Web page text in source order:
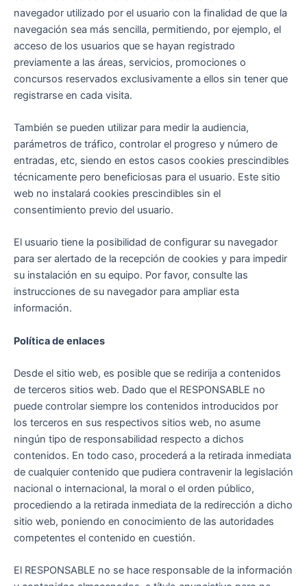
navegador utilizado por el usuario con la finalidad de que la
navegación sea más sencilla, permitiendo, por ejemplo, el
acceso de los usuarios que se hayan registrado
previamente a las áreas, servicios, promociones o
concursos reservados exclusivamente a ellos sin tener que
registrarse en cada visita.
También se pueden utilizar para medir la audiencia,
parámetros de tráfico, controlar el progreso y número de
entradas, etc, siendo en estos casos cookies prescindibles
técnicamente pero beneficiosas para el usuario. Este sitio
web no instalará cookies prescindibles sin el
consentimiento previo del usuario.
El usuario tiene la posibilidad de configurar su navegador
para ser alertado de la recepción de cookies y para impedir
su instalación en su equipo. Por favor, consulte las
instrucciones de su navegador para ampliar esta
información.
Política de enlaces
Desde el sitio web, es posible que se redirija a contenidos
de terceros sitios web. Dado que el RESPONSABLE no
puede controlar siempre los contenidos introducidos por
los terceros en sus respectivos sitios web, no asume
ningún tipo de responsabilidad respecto a dichos
contenidos. En todo caso, procederá a la retirada inmediata
de cualquier contenido que pudiera contravenir la legislación
nacional o internacional, la moral o el orden público,
procediendo a la retirada inmediata de la redirección a dicho
sitio web, poniendo en conocimiento de las autoridades
competentes el contenido en cuestión.
El RESPONSABLE no se hace responsable de la información